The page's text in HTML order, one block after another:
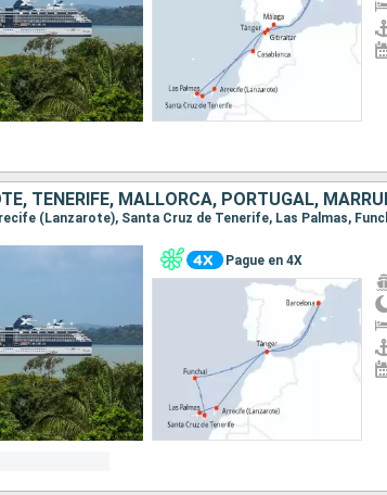
TENERIFE, MALLORCA, PORTUGAL,
(Lanzarote), Santa Cruz de Tenerife, Las Palmas,
Pague en 4X